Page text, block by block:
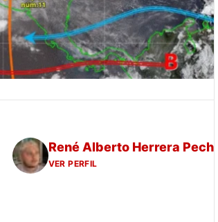
René Alberto Herrera Pech
VER PERFIL